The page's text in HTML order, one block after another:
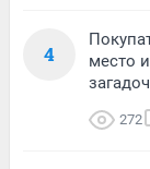
4
место
272